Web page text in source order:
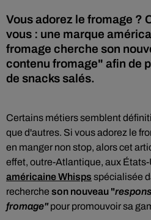
Vous adorez le fromage ?
vous : une marque
fromage cherche son
contenu fromage" afin de
de snacks salés.
Certains métiers semblent
que d'autres. Si vous adorez le
en manger non stop, alors cet
effet, outre-Atlantique, aux États-
américaine Whisps spécialisée
recherche son nouveau "
fromage" pour promouvoir sa